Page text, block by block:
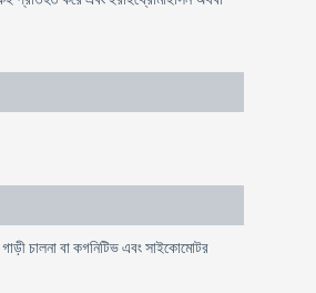
চালনা বা কগনিটিভ এবং সাইকোমােটর